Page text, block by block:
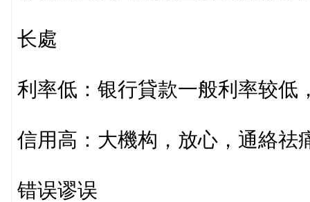
长處
利率低：银行貸款一般利率较低
信用高：大機构，放心，通絡祛
错误谬误